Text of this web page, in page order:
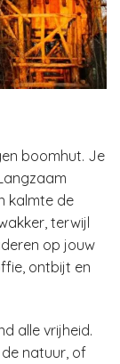
boomhut. Je
kalmte de
terwijl
op jouw
ontbijt en
alle vrijheid.
natuur, of